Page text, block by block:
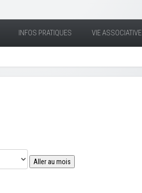
INFOS PRATIQUES VIE ASSOCIATIVE
Aller au mois